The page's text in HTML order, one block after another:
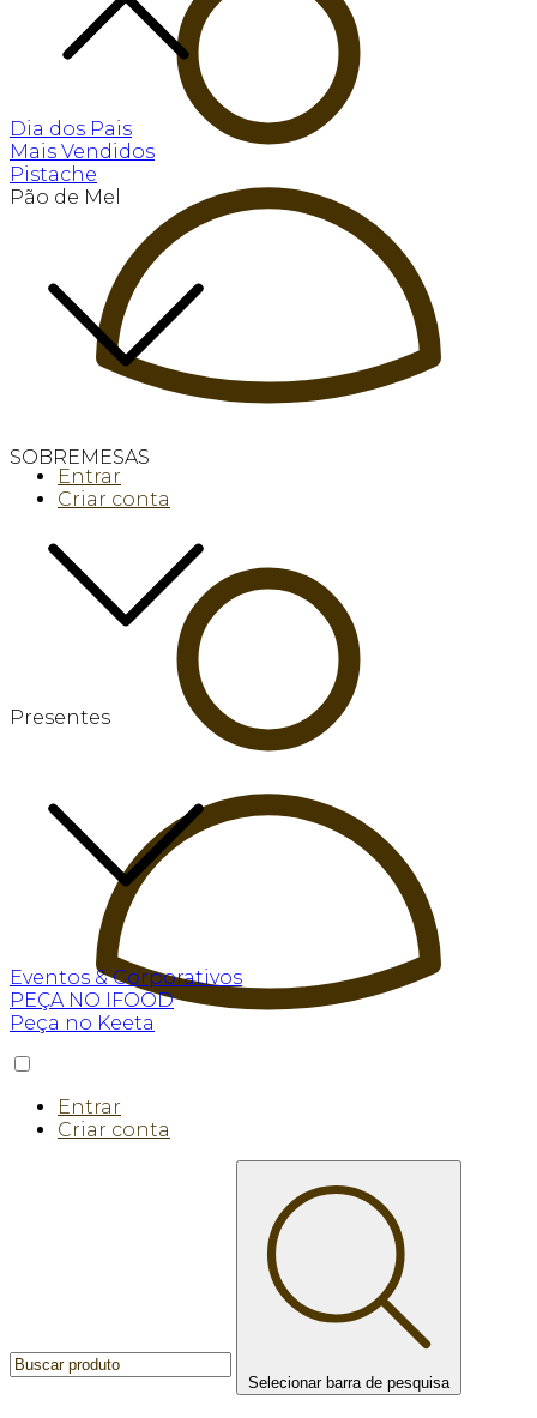
Dia dos Pais
Mais Vendidos
Pistache
Pão de Mel
SOBREMESAS
Presentes
Eventos & Corporativos
PEÇA NO IFOOD
Peça no Keeta
Entrar
Criar conta
Entrar
Criar conta
Selecionar barra de pesquisa